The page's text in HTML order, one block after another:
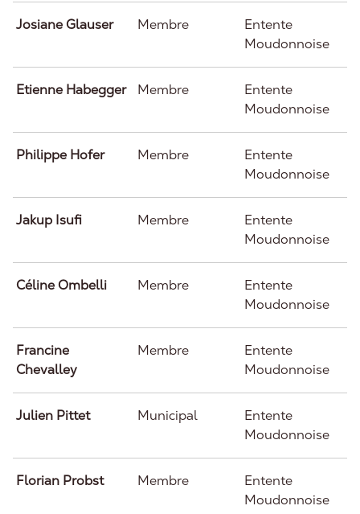
Josiane Glauser Membre
Entente
Moudonnoise
Etienne Habegger Membre
Entente
Moudonnoise
Philippe Hofer Membre
Entente
Moudonnoise
Jakup Isufi Membre
Entente
Moudonnoise
Céline Ombelli Membre
Entente
Moudonnoise
Francine
Chevalley
Membre
Entente
Moudonnoise
Julien Pittet Municipal
Entente
Moudonnoise
Florian Probst Membre
Entente
Moudonnoise